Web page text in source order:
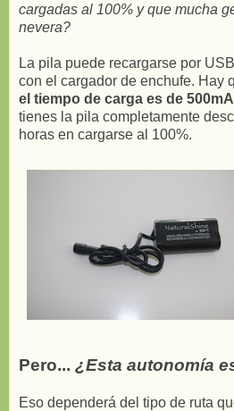
cargadas al 100% y que mucha
nevera?
La pila puede recargarse por
con el cargador de enchufe. Hay
el tiempo de carga es de
tienes la pila completamente
horas en cargarse al 100%.
Pero... ¿Esta autonomía
Eso dependerá del tipo de ruta